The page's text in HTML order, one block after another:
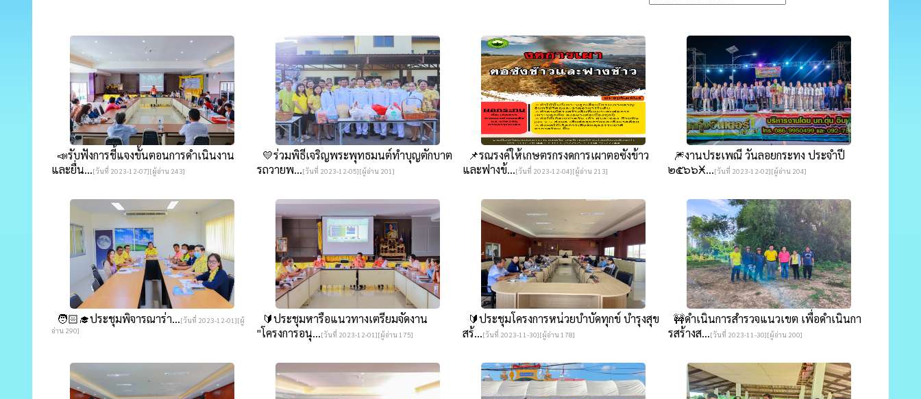
📣รับฟังการชี้แจงขั้นตอนการดำเนินงาน
และยื่น...[วันที่ 2023-12-07][ผู้อ่าน 243]
💛ร่วมพิธีเจริญพระพุทธมนต์ทำบุญตักบาต
รถวายพ...[วันที่ 2023-12-05][ผู้อ่าน 201]
📌รณรงค์ให้เกษตรกรงดการเผาตอซังข้าว
และฟางข้...[วันที่ 2023-12-04][ผู้อ่าน 213]
🎆งานประเพณี วันลอยกระทง ประจำปี
๒๕๖๖Ӿ...[วันที่ 2023-12-02][ผู้อ่าน 204]
🧑🏻‍🎓ประชุมพิจารณาร่า...[วันที่ 2023-12-01][ผู้
อ่าน 290]
🔰ประชุมหารือแนวทางเตรียมจัดงาน
"โครงการอนุ...[วันที่ 2023-12-01][ผู้อ่าน 175]
🔰ประชุมโครงการหน่วยบำบัดทุกข์ บำรุงสุข
สร้...[วันที่ 2023-11-30][ผู้อ่าน 178]
🚧ดำเนินการสำรวจแนวเขต เพื่อดำเนินกา
รสร้างส...[วันที่ 2023-11-30][ผู้อ่าน 200]